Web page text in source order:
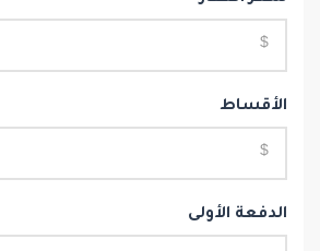
الأقساط
الدفعة الأولى